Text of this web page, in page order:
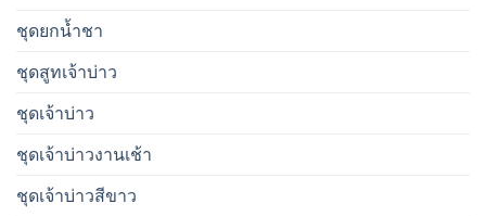
ชุดยกน้ำชา
ชุดสูทเจ้าบ่าว
ชุดเจ้าบ่าว
ชุดเจ้าบ่าวงานเช้า
ชุดเจ้าบ่าวสีขาว